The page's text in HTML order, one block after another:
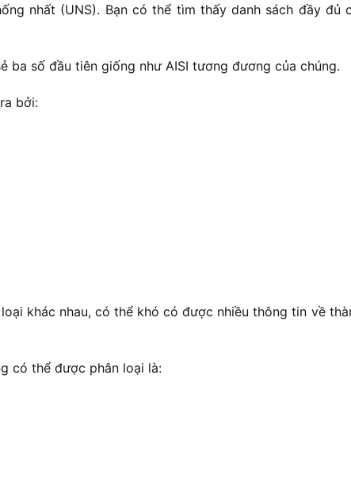
nhất (UNS). Bạn có thể tìm thấy danh sách đầy đủ
ba số đầu tiên giống như AISI tương đương của chúng.
bởi:
khác nhau, có thể khó có được nhiều thông tin về
có thể được phân loại là: